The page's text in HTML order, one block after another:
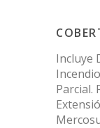
Incluye
Parcial.